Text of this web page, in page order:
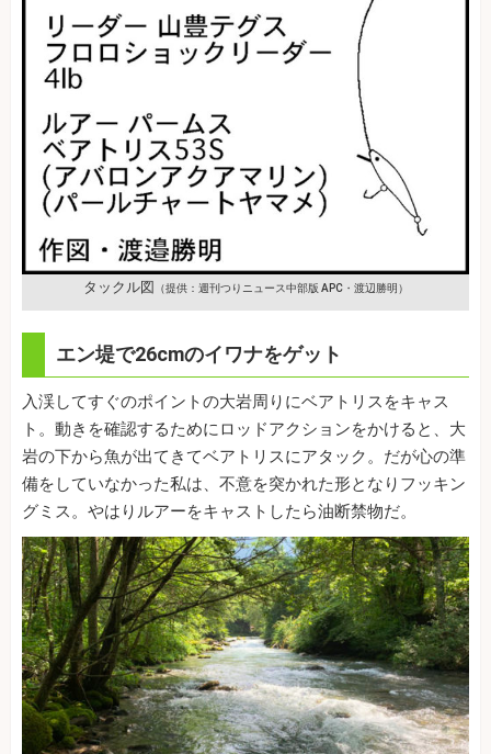
タックル図 （提供：週刊つりニュース中部版 APC・渡辺勝明）
エン堤で26cmのイワナをゲット
入渓してすぐのポイントの大岩周りにベアトリスをキャス
ト。動きを確認するためにロッドアクションをかけると、大
岩の下から魚が出てきてベアトリスにアタック。だが心の準
備をしていなかった私は、不意を突かれた形となりフッキン
グミス。やはりルアーをキャストしたら油断禁物だ。